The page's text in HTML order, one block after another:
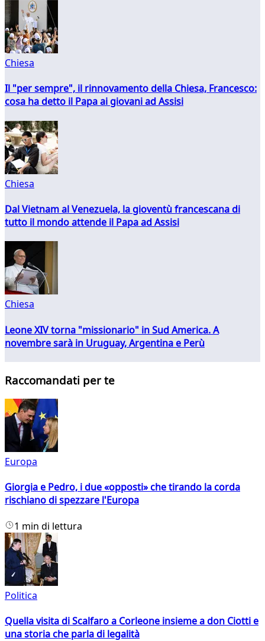
Chiesa
Il "per sempre", il rinnovamento della Chiesa, Francesco:
cosa ha detto il Papa ai giovani ad Assisi
Chiesa
Dal Vietnam al Venezuela, la gioventù francescana di
tutto il mondo attende il Papa ad Assisi
Chiesa
Leone XIV torna "missionario" in Sud America. A
novembre sarà in Uruguay, Argentina e Perù
Raccomandati per te
Europa
Giorgia e Pedro, i due «opposti» che tirando la corda
rischiano di spezzare l'Europa
1 min di lettura
Politica
Quella visita di Scalfaro a Corleone insieme a don Ciotti e
una storia che parla di legalità